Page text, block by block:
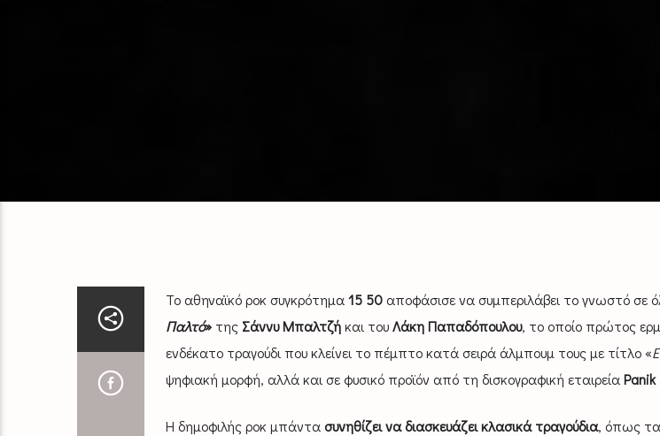
Το αθηναϊκό ροκ συγκρότημα15 50αποφάσισε να συμπεριλάβει το γνωστό σε
Παλτό»της Σάννυ Μπαλτζήκαι τουΛάκη Παπαδόπουλου, το οποίο πρώτος
ενδέκατο τραγούδι που κλείνει το πέμπτο κατά σειρά άλμπουμ τους με τίτλο «
ψηφιακή μορφή, αλλά και σε φυσικό προϊόν από τη δισκογραφική εταιρεία
Η δημοφιλής ροκ μπάντασυνηθίζει να διασκευάζει κλασικά τραγούδια, όπως τα